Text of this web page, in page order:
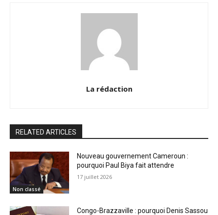
La rédaction
RELATED ARTICLES
Non classé
Nouveau gouvernement Cameroun :
pourquoi Paul Biya fait attendre
17 juillet 2026
Congo-Brazzaville : pourquoi Denis Sassou